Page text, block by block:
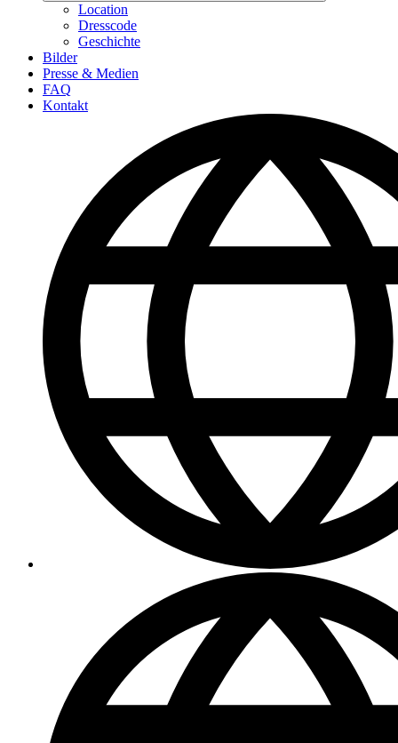
Location
Dresscode
Geschichte
Bilder
Presse & Medien
FAQ
Kontakt